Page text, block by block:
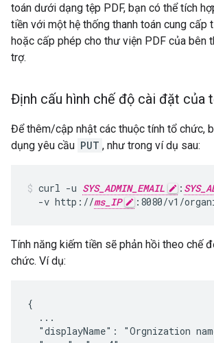
toán dưới dạng tệp PDF, bạn có thể tích
tiền với một hệ thống thanh toán cung cấp
hoặc cấp phép cho thư viện PDF của bên
trợ.
Định cấu hình chế độ cài đặt của
Để thêm/cập nhật các thuộc tính tổ chức,
dụng yêu cầu PUT , như trong ví dụ sau:
curl -u SYS_ADMIN_EMAIL :
  -v http://
ms_IP :8080/v1/
Tính năng kiếm tiền sẽ phản hồi theo chế
chức. Ví dụ:
{
  ...
"displayName": "Orgnization